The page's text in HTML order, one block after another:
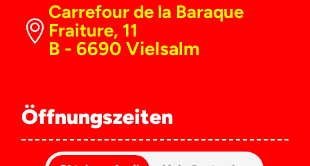
Carrefour de la Baraque
Fraiture, 11
B - 6690 Vielsalm
Öffnungszeiten